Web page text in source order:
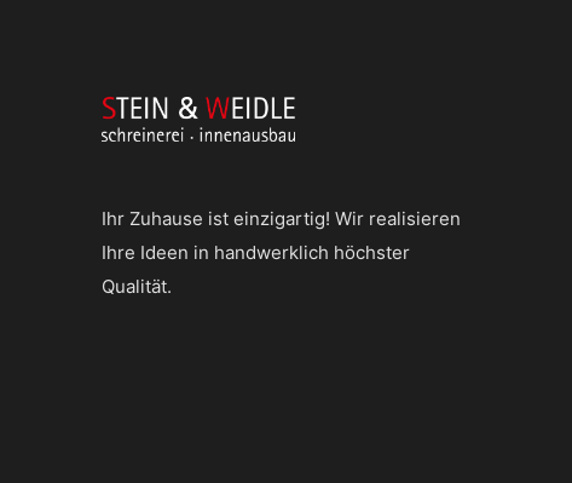
Ihr Zuhause ist einzigartig! Wir realisieren
Ihre Ideen in handwerklich höchster
Qualität.